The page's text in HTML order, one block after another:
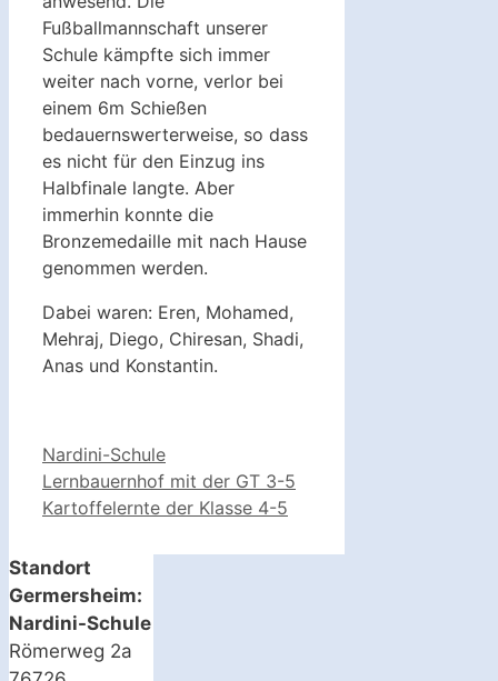
Fußballmannschaft unserer
Schule kämpfte sich immer
weiter nach vorne, verlor bei
einem 6m Schießen
bedauernswerterweise, so dass
es nicht für den Einzug ins
Halbfinale langte. Aber
immerhin konnte die
Bronzemedaille mit nach Hause
genommen werden.
Dabei waren: Eren, Mohamed,
Mehraj, Diego, Chiresan, Shadi,
Anas und Konstantin.
Kategorien
Nardini-Schule
Lernbauernhof mit der GT 3-5
Kartoffelernte der Klasse 4-5
Standort
Germersheim:
Nardini-Schule
Römerweg 2a